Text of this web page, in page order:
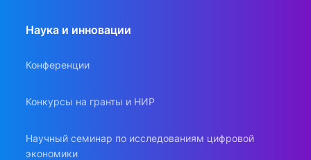
Наука и инновации
Конференции
Конкурсы на гранты и НИР
Научный семинар по исследованиям цифровой
экономики